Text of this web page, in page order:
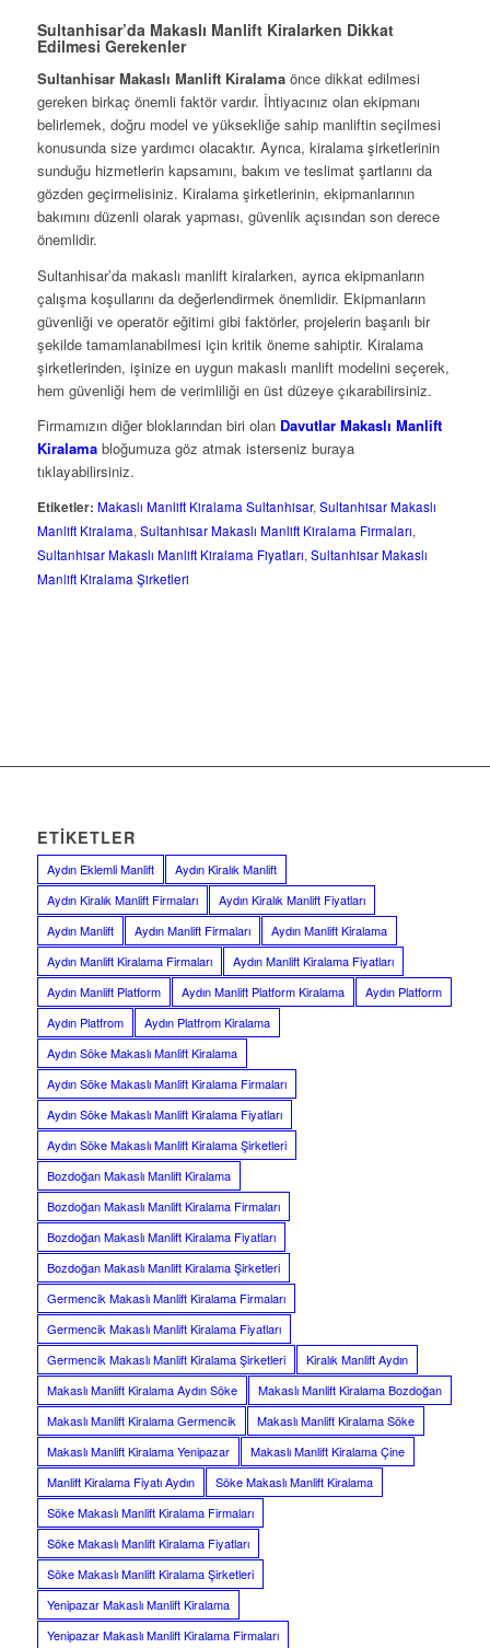
Sultanhisar’da Makaslı Manlift Kiralarken Dikkat
Edilmesi Gerekenler
Sultanhisar Makaslı Manlift Kiralamaönce dikkat edilmesi
gereken birkaç önemli faktör vardır. İhtiyacınız olan ekipmanı
belirlemek, doğru model ve yüksekliğe sahip manliftin seçilmesi
konusunda size yardımcı olacaktır. Ayrıca, kiralama şirketlerinin
sunduğu hizmetlerin kapsamını, bakım ve teslimat şartlarını da
gözden geçirmelisiniz. Kiralama şirketlerinin, ekipmanlarının
bakımını düzenli olarak yapması, güvenlik açısından son derece
önemlidir.
Sultanhisar’da makaslı manlift kiralarken, ayrıca ekipmanların
çalışma koşullarını da değerlendirmek önemlidir. Ekipmanların
güvenliği ve operatör eğitimi gibi faktörler, projelerin başarılı bir
şekilde tamamlanabilmesi için kritik öneme sahiptir. Kiralama
şirketlerinden, işinize en uygun makaslı manlift modelini seçerek,
hem güvenliği hem de verimliliği en üst düzeye çıkarabilirsiniz.
Firmamızın diğer bloklarından biri olan Davutlar Makaslı Manlift
Kiralamabloğumuza göz atmak isterseniz buraya
tıklayabilirsiniz.
Etiketler: Makaslı Manlift Kiralama Sultanhisar, Sultanhisar Makaslı
Manlift Kiralama, Sultanhisar Makaslı Manlift Kiralama Firmaları,
Sultanhisar Makaslı Manlift Kiralama Fiyatları, Sultanhisar Makaslı
Manlift Kiralama Şirketleri
ETIKETLER
Aydın Eklemli Manlift
Aydın Kiralık Manlift
Aydın Kiralık Manlift Firmaları
Aydın Kiralık Manlift Fiyatları
Aydın Manlift
Aydın Manlift Firmaları
Aydın Manlift Kiralama
Aydın Manlift Kiralama Firmaları
Aydın Manlift Kiralama Fiyatları
Aydın Manlift Platform
Aydın Manlift Platform Kiralama
Aydın Platform
Aydın Platfrom
Aydın Platfrom Kiralama
Aydın Söke Makaslı Manlift Kiralama
Aydın Söke Makaslı Manlift Kiralama Firmaları
Aydın Söke Makaslı Manlift Kiralama Fiyatları
Aydın Söke Makaslı Manlift Kiralama Şirketleri
Bozdoğan Makaslı Manlift Kiralama
Bozdoğan Makaslı Manlift Kiralama Firmaları
Bozdoğan Makaslı Manlift Kiralama Fiyatları
Bozdoğan Makaslı Manlift Kiralama Şirketleri
Germencik Makaslı Manlift Kiralama Firmaları
Germencik Makaslı Manlift Kiralama Fiyatları
Germencik Makaslı Manlift Kiralama Şirketleri
Kiralık Manlift Aydın
Makaslı Manlift Kiralama Aydın Söke
Makaslı Manlift Kiralama Bozdoğan
Makaslı Manlift Kiralama Germencik
Makaslı Manlift Kiralama Söke
Makaslı Manlift Kiralama Yenipazar
Makaslı Manlift Kiralama Çine
Manlift Kiralama Fiyatı Aydın
Söke Makaslı Manlift Kiralama
Söke Makaslı Manlift Kiralama Firmaları
Söke Makaslı Manlift Kiralama Fiyatları
Söke Makaslı Manlift Kiralama Şirketleri
Yenipazar Makaslı Manlift Kiralama
Yenipazar Makaslı Manlift Kiralama Firmaları